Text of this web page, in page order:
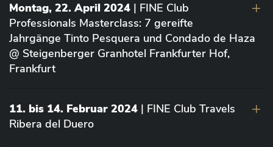
Montag, 22. April 2024 | FINE Club
Professionals Masterclass: 7 gereifte
Jahrgänge Tinto Pesquera und Condado de Haza
@ Steigenberger Granhotel Frankfurter Hof,
Frankfurt
11. bis 14. Februar 2024 | FINE Club Travels
Ribera del Duero